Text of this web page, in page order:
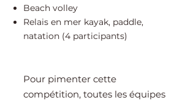
Beach volley
Relais en mer kayak, paddle,
natation (4 participants)
Pour pimenter cette
compétition, toutes les équipes